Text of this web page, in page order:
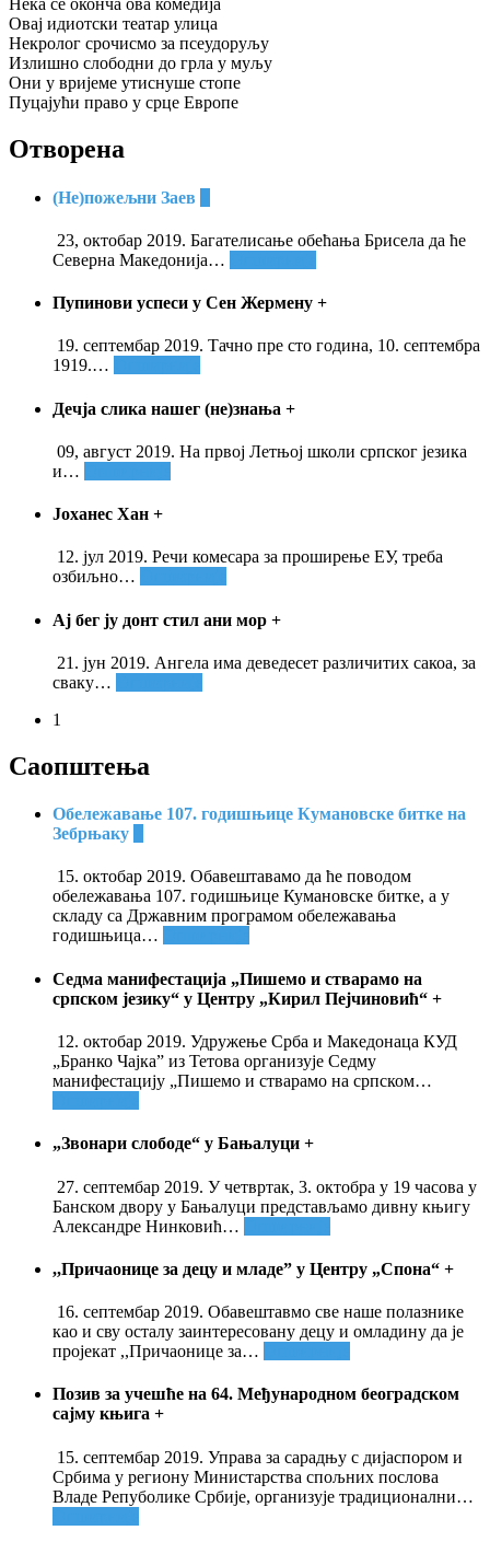
Нека се оконча ова комедија
Овај идиотски театар улица
Некролог срочисмо за псеудоруљу
Излишно слободни до грла у муљу
Они у вријеме утиснуше стопе
Пуцајући право у срце Европе
Отворена
(Не)пожељни Заев
23, октобар 2019. Багателисање обећања Брисела да ће
Северна Македонија…
Пупинови успеси у Сен Жермену +
19. септембар 2019. Тачно пре сто година, 10. септембра
1919.…
Дечја слика нашег (не)знања +
09, август 2019. На првој Летњој школи српског језика
и…
Јоханес Хан +
12. јул 2019. Речи комесара за проширење ЕУ, треба
озбиљно…
Ај бег ју донт стил ани мор +
21. јун 2019. Ангела има деведесет различитих сакоа, за
сваку…
1
Саопштења
Обележавање 107. годишњице Кумановске битке на
Зебрњаку
15. октобар 2019. Обавештавамо да ће поводом
обележавања 107. годишњице Кумановске битке, а у
складу са Државним програмом обележавања
годишњица…
Седма манифестација „Пишемо и стварамо на
српском језику“ у Центру „Кирил Пејчиновић“ +
12. октобар 2019. Удружење Срба и Македонаца КУД
„Бранко Чајка” из Тетова организује Седму
манифестацију „Пишемо и стварамо на српском…
„Звонари слободе“ у Бањалуци +
27. септембар 2019. У четвртак, 3. октобра у 19 часова у
Банском двору у Бањалуци представљамо дивну књигу
Александре Нинковић…
,,Причаонице за децу и младе” у Центру „Спона“ +
16. септембар 2019. Обавештавмо све наше полазнике
као и сву осталу заинтересовану децу и омладину да је
пројекат ,,Причаонице за…
Позив за учешће на 64. Међународном београдском
сајму књига +
15. септембар 2019. Управа за сарадњу с дијаспором и
Србима у региону Министарства спољних послова
Владе Репуболике Србије, организује традиционални…